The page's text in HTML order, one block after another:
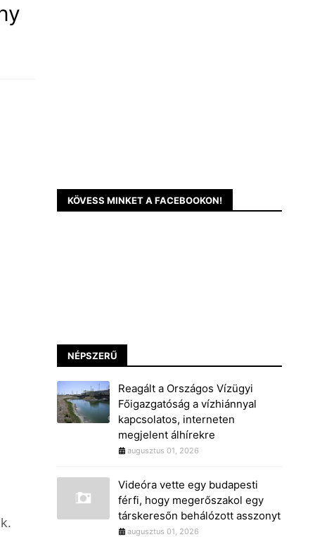
KÖVESS MINKET A FACEBOOKON!
NÉPSZERŰ
Reagált a Országos Vízügyi
Főigazgatóság a vízhiánnyal
kapcsolatos, interneten
megjelent álhírekre
augusztus 01, 2026
Videóra vette egy budapesti
férfi, hogy megerőszakol egy
társkeresőn behálózott asszonyt
augusztus 01, 2026